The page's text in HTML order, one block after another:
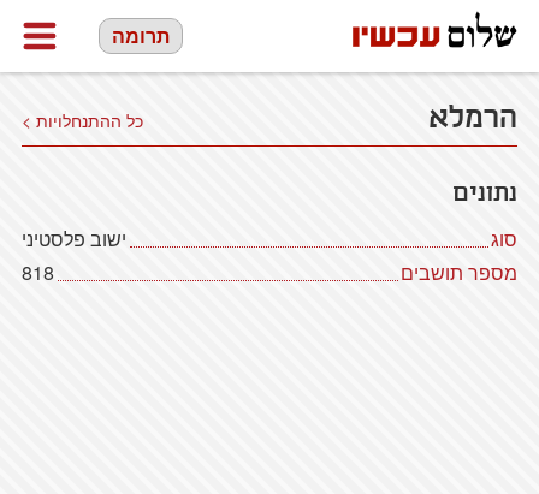
תרומה
הרמלא כל ההתנחלויות >
נתונים
סוג
ישוב פלסטיני
מספר תושבים
818